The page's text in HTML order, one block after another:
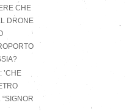
CHE
DRONE
’CHE
“SIGNOR